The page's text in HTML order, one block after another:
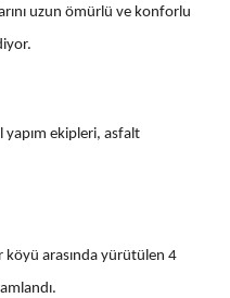
uzun ömürlü ve konforlu
yapım ekipleri, asfalt
köyü arasında yürütülen 4